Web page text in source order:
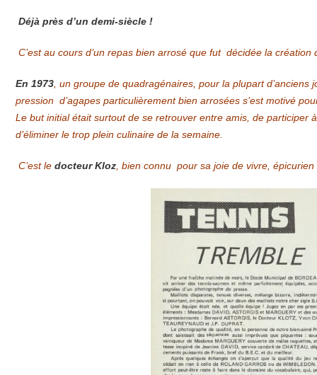
Déjà près d’un demi-siècle !
C’est au cours d’un repas bien arrosé que fut décidée la
En 1973 , un groupe de quadragénaires, pour la plupart
pression d’agapes particulièrement bien arrosées s’est motivé
Le but initial était surtout de se retrouver entre amis, de
d’éliminer le trop plein culinaire de la semaine.
C’est le docteur Kloz , bien connu pour sa joie de vivre,